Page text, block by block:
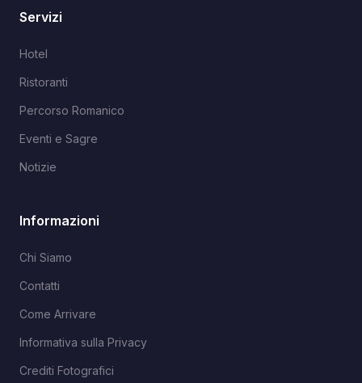
Servizi
Hotel
Ristoranti
Percorso Romanico
Eventi e Sagre
Notizie
Informazioni
Chi Siamo
Contatti
Come Arrivare
Informativa sulla Privacy
Crediti Fotografici